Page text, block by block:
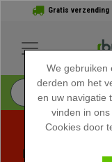
Gratis verzending
Profiteer van de
We gebruiken
derden om het
en uw navigatie
vinden in
Cookies door